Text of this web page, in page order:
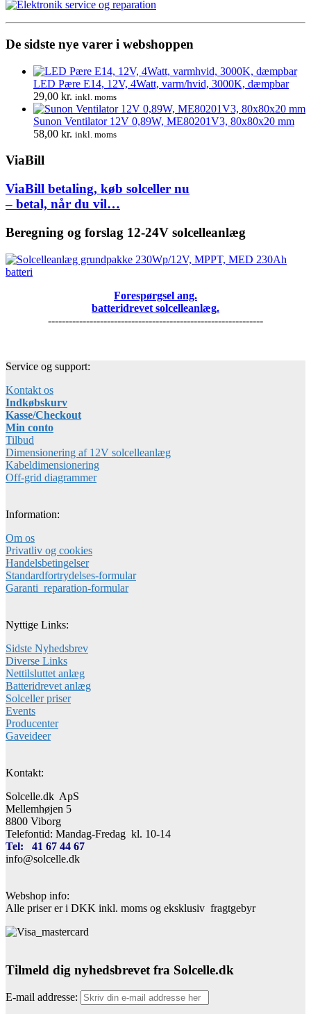
De sidste nye varer i webshoppen
LED Pære E14, 12V, 4Watt, varm/hvid, 3000K, dæmpbar
29,00 kr. inkl. moms
Sunon Ventilator 12V 0,89W, ME80201V3, 80x80x20 mm
58,00 kr. inkl. moms
ViaBill
ViaBill betaling, køb solceller nu
– betal, når du vil…
Beregning og forslag 12-24V solcelleanlæg
Forespørgsel ang.
batteridrevet solcelleanlæg.
--------------------------------------------------------------
Service og support:
Kontakt os
Indkøbskurv
Kasse/Checkout
Min conto
Tilbud
Dimensionering af 12V solcelleanlæg
Kabeldimensionering
Off-grid diagrammer
Information:
Om os
Privatliv og cookies
Handelsbetingelser
Standardfortrydelses-formular
Garanti_reparation-formular
Nyttige Links:
Sidste Nyhedsbrev
Diverse Links
Nettilsluttet anlæg
Batteridrevet anlæg
Solceller priser
Events
Producenter
Gaveideer
Kontakt:
Solcelle.dk ApS
Mellemhøjen 5
8800 Viborg
Telefontid: Mandag-Fredag kl. 10-14
Tel: 41 67 44 67
info@solcelle.dk
Webshop info:
Alle priser er i DKK inkl. moms og eksklusiv fragtgebyr
Tilmeld dig nyhedsbrevet fra Solcelle.dk
E-mail addresse: